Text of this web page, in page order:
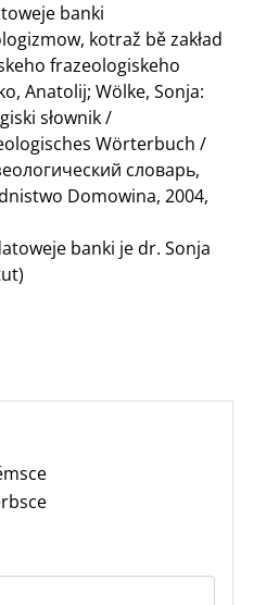
banki
kotraž bě zakład
frazeologiskeho
Anatolij; Wölke, Sonja:
słownik /
Wörterbuch /
словарь,
Domowina, 2004,
banki je dr. Sonja